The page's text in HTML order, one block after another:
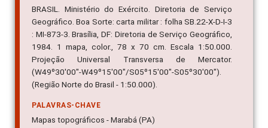
BRASIL. Ministério do Exército. Diretoria de Serviço
Geográfico. Boa Sorte: carta militar : folha SB.22-X-D-I-3
: MI-873-3. Brasília, DF: Diretoria de Serviço Geográfico,
1984. 1 mapa, color., 78 x 70 cm. Escala 1:50.000.
Projeção Universal Transversa de Mercator.
(W49º30'00"-W49º15'00"/S05º15'00"-S05º30'00").
(Região Norte do Brasil - 1:50.000).
PALAVRAS-CHAVE
Mapas topográficos - Marabá (PA)